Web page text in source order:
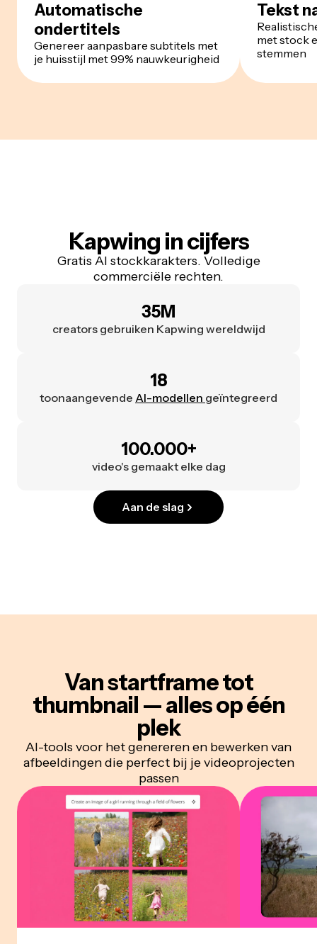
Automatische
ondertitels
Genereer aanpasbare subtitels met
je huisstijl met 99% nauwkeurigheid
Tekst
met stock
stemmen
Kapwing in cijfers
Gratis AI stockkarakters. Volledige
commerciële rechten.
35M
creators gebruiken Kapwing wereldwijd
18
toonaangevende AI-modellen geïntegreerd
100.000+
video's gemaakt elke dag
Aan de slag
Van startframe tot
thumbnail — alles op één
plek
AI-tools voor het genereren en bewerken van
afbeeldingen die perfect bij je videoprojecten
passen